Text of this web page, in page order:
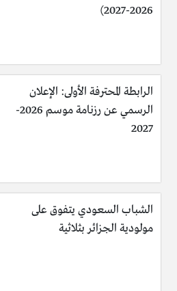
2026-2027)
الرابطة المحترفة الأولى: الإعلان
الرسمي عن رزنامة موسم 2026-
2027
الشباب السعودي يتفوق على
مولودية الجزائر بثلاثية